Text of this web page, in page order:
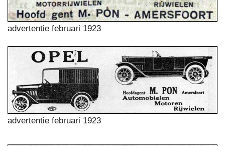
advertentie februari 1923
advertentie februari 1923